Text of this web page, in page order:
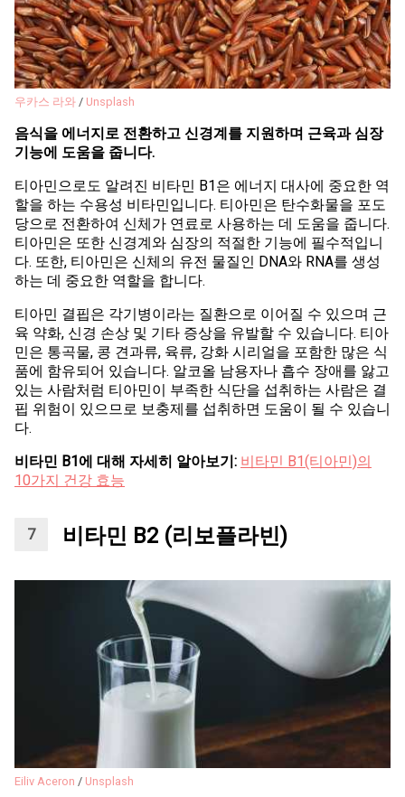
우카스 라와 / Unsplash
음식을 에너지로 전환하고 신경계를 지원하며 근육과 심장
기능에 도움을 줍니다.
티아민으로도 알려진 비타민 B1은 에너지 대사에 중요한 역
할을 하는 수용성 비타민입니다. 티아민은 탄수화물을 포도
당으로 전환하여 신체가 연료로 사용하는 데 도움을 줍니다.
티아민은 또한 신경계와 심장의 적절한 기능에 필수적입니
다. 또한, 티아민은 신체의 유전 물질인 DNA와 RNA를 생성
하는 데 중요한 역할을 합니다.
티아민 결핍은 각기병이라는 질환으로 이어질 수 있으며 근
육 약화, 신경 손상 및 기타 증상을 유발할 수 있습니다. 티아
민은 통곡물, 콩 견과류, 육류, 강화 시리얼을 포함한 많은 식
품에 함유되어 있습니다. 알코올 남용자나 흡수 장애를 앓고
있는 사람처럼 티아민이 부족한 식단을 섭취하는 사람은 결
핍 위험이 있으므로 보충제를 섭취하면 도움이 될 수 있습니
다.
비타민 B1에 대해 자세히 알아보기: 비타민 B1(티아민)의
10가지 건강 효능
비타민 B2 (리보플라빈)
Eiliv Aceron / Unsplash